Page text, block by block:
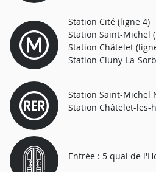
Station Cité (ligne 4)
Station Saint-Michel
Station Châtelet
Station Cluny-La-
Station Saint-Michel
Station Châtelet-les-
Entrée : 5 quai de